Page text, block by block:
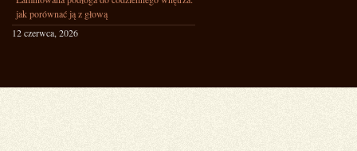
jak porównać ją z głową
12 czerwca, 2026